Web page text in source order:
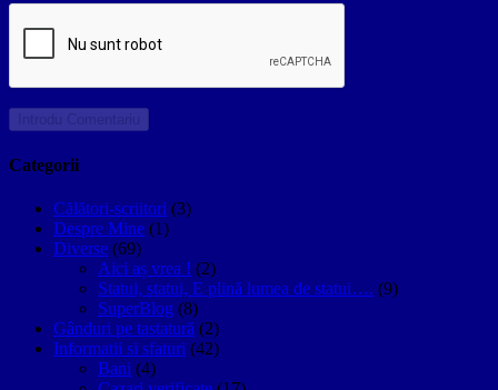
Categorii
Călători-scriitori (3)
Despre Mine (1)
Diverse (69)
Aici aș vrea ! (2)
Statui, statui, E plină lumea de statui…. (9)
SuperBlog (8)
Gânduri pe tastatură (2)
Informatii si sfaturi (42)
Bani (4)